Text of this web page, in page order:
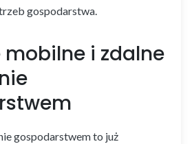
gospodarstwa.
i zdalne
gospodarstwem to już